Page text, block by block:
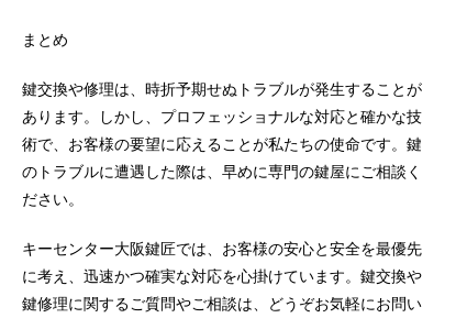
まとめ
鍵交換や修理は、時折予期せぬトラブルが発生することが
あります。しかし、プロフェッショナルな対応と確かな技
術で、お客様の要望に応えることが私たちの使命です。鍵
のトラブルに遭遇した際は、早めに専門の鍵屋にご相談く
ださい。
キーセンター大阪鍵匠では、お客様の安心と安全を最優先
に考え、迅速かつ確実な対応を心掛けています。鍵交換や
鍵修理に関するご質問やご相談は、どうぞお気軽にお問い